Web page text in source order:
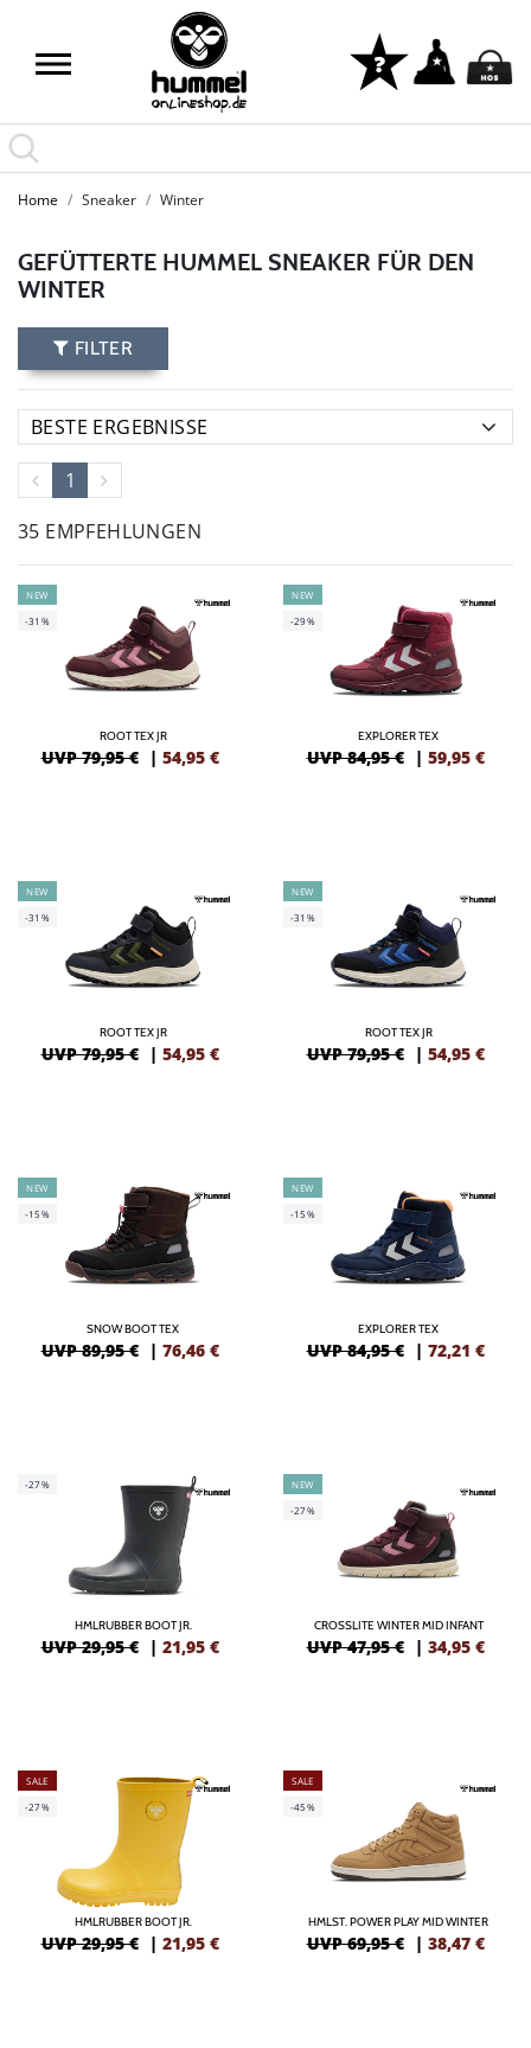
Home Sneaker Winter
GEFÜTTERTE HUMMEL SNEAKER FÜR DEN
WINTER
FILTER
1
35 EMPFEHLUNGEN
NEW
-31%
ROOT TEX JR
UVP 79,95 € | 54,95 €
NEW
-29%
EXPLORER TEX
UVP 84,95 € | 59,95 €
NEW
-31%
ROOT TEX JR
UVP 79,95 € | 54,95 €
NEW
-31%
ROOT TEX JR
UVP 79,95 € | 54,95 €
NEW
-15%
SNOW BOOT TEX
UVP 89,95 € | 76,46 €
NEW
-15%
EXPLORER TEX
UVP 84,95 € | 72,21 €
-27%
HMLRUBBER BOOT JR.
UVP 29,95 € | 21,95 €
NEW
-27%
CROSSLITE WINTER MID INFANT
UVP 47,95 € | 34,95 €
SALE
-27%
HMLRUBBER BOOT JR.
UVP 29,95 € | 21,95 €
SALE
-45%
HMLST. POWER PLAY MID WINTER
UVP 69,95 € | 38,47 €